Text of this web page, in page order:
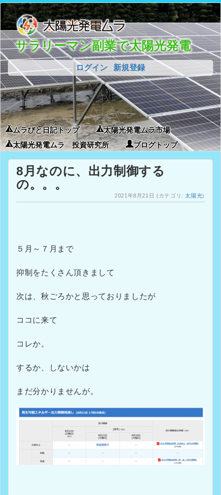
サラリーマン副業で太陽光発電
ログイン 新規登録
ムラびと日記トップ
太陽光発電ムラ市場
太陽光発電ムラ 投資研究所
ブログトップ
8月なのに、出力制御する
の。。。
2021年8月21日 (カテゴリ:太陽光)
５月～７月まで
抑制をたくさん頂きまして
次は、秋ごろかと思っておりましたが
ココに来て
コレか。
するか、しないかは
まだ分かりませんが。